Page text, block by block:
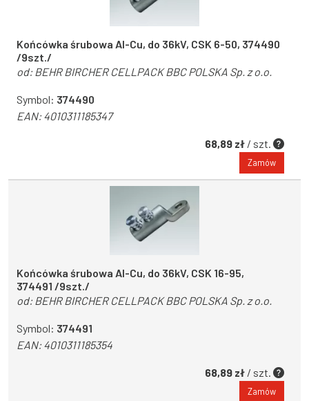
Końcówka śrubowa Al-Cu, do 36kV, CSK 6-50, 374490
/9szt./
od: BEHR BIRCHER CELLPACK BBC POLSKA Sp. z o.o.
Symbol: 374490
EAN:4010311185347
68,89 zł / szt.
Zamów
Końcówka śrubowa Al-Cu, do 36kV, CSK 16-95,
374491 /9szt./
od: BEHR BIRCHER CELLPACK BBC POLSKA Sp. z o.o.
Symbol: 374491
EAN:4010311185354
68,89 zł / szt.
Zamów